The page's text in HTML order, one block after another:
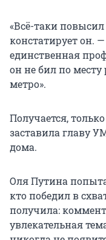
«Всё-таки
констатирует он.
единственная
он не бил по месту
метро».
Получается,
заставила главу
дома.
Оля Путина
кто победил в
получила:
увлекательная